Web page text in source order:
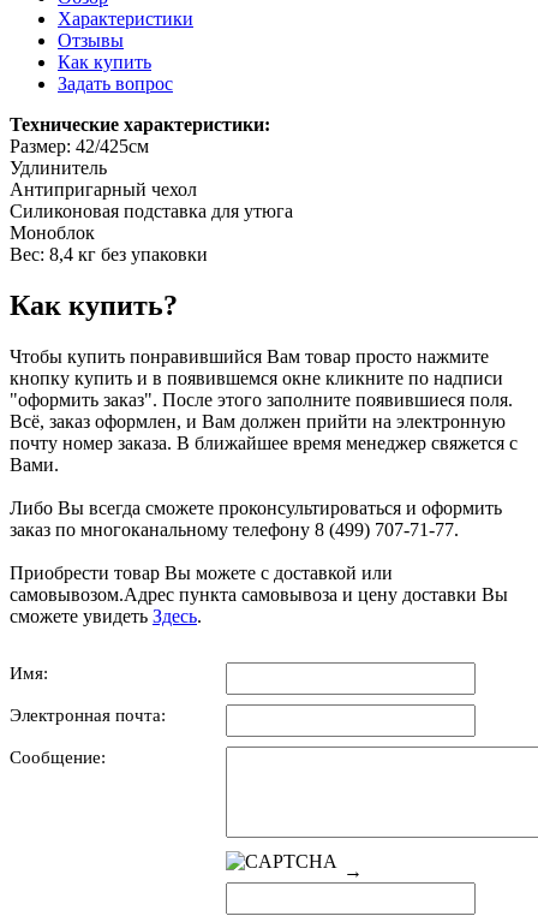
Характеристики
Отзывы
Как купить
Задать вопрос
Технические характеристики:
Размер: 42/425см
Удлинитель
Антипригарный чехол
Силиконовая подставка для утюга
Моноблок
Вес: 8,4 кг без упаковки
Как купить?
Чтобы купить понравившийся Вам товар просто нажмите
кнопку купить и в появившемся окне кликните по надписи
"оформить заказ". После этого заполните появившиеся поля.
Всё, заказ оформлен, и Вам должен прийти на электронную
почту номер заказа. В ближайшее время менеджер свяжется с
Вами.
Либо Вы всегда сможете проконсультироваться и оформить
заказ по многоканальному телефону 8 (499) 707-71-77.
Приобрести товар Вы можете с доставкой или
самовывозом.Адрес пункта самовывоза и цену доставки Вы
сможете увидеть Здесь.
Имя:
Электронная почта:
Сообщение:
→